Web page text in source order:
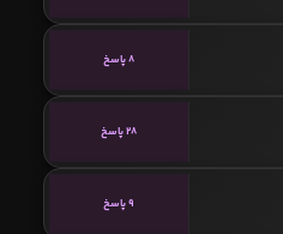
8 پاسخ
28 پاسخ
9 پاسخ